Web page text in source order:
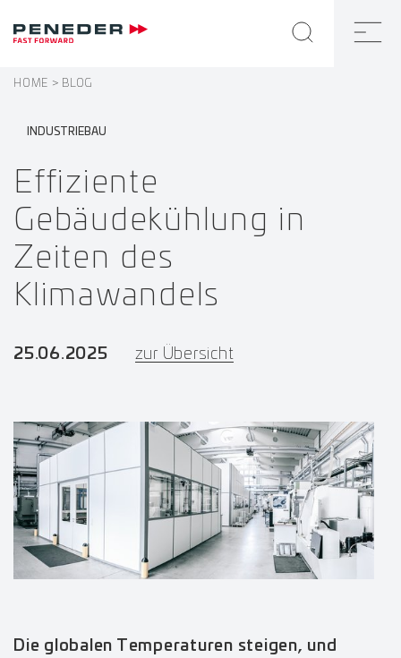
HOME BLOG
INDUSTRIEBAU
Effiziente
Gebäudekühlung in
Zeiten des
Klimawandels
25.06.2025 zur Übersicht
Die globalen Temperaturen steigen, und